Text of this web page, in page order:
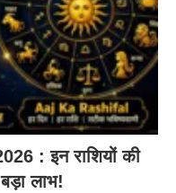
: इन राशियों की
लाभ!